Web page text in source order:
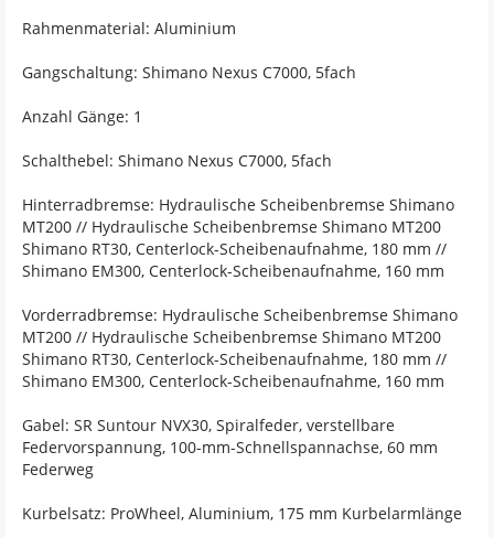
Rahmenmaterial: Aluminium
Gangschaltung: Shimano Nexus C7000, 5fach
Anzahl Gänge: 1
Schalthebel: Shimano Nexus C7000, 5fach
Hinterradbremse: Hydraulische Scheibenbremse Shimano
MT200 // Hydraulische Scheibenbremse Shimano MT200
Shimano RT30, Centerlock-Scheibenaufnahme, 180 mm //
Shimano EM300, Centerlock-Scheibenaufnahme, 160 mm
Vorderradbremse: Hydraulische Scheibenbremse Shimano
MT200 // Hydraulische Scheibenbremse Shimano MT200
Shimano RT30, Centerlock-Scheibenaufnahme, 180 mm //
Shimano EM300, Centerlock-Scheibenaufnahme, 160 mm
Gabel: SR Suntour NVX30, Spiralfeder, verstellbare
Federvorspannung, 100-mm-Schnellspannachse, 60 mm
Federweg
Kurbelsatz: ProWheel, Aluminium, 175 mm Kurbelarmlänge